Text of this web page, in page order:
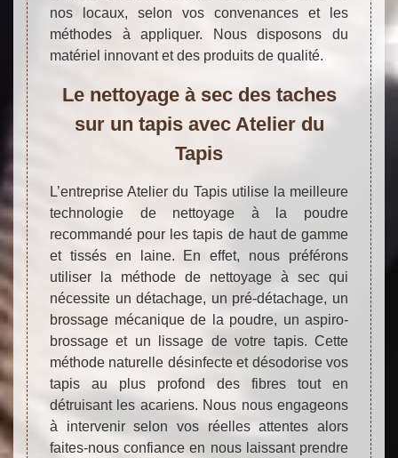
nos locaux, selon vos convenances et les
méthodes à appliquer. Nous disposons du
matériel innovant et des produits de qualité.
Le nettoyage à sec des taches
sur un tapis avec Atelier du
Tapis
L’entreprise Atelier du Tapis utilise la meilleure
technologie de nettoyage à la poudre
recommandé pour les tapis de haut de gamme
et tissés en laine. En effet, nous préférons
utiliser la méthode de nettoyage à sec qui
nécessite un détachage, un pré-détachage, un
brossage mécanique de la poudre, un aspiro-
brossage et un lissage de votre tapis. Cette
méthode naturelle désinfecte et désodorise vos
tapis au plus profond des fibres tout en
détruisant les acariens. Nous nous engageons
à intervenir selon vos réelles attentes alors
faites-nous confiance en nous laissant prendre